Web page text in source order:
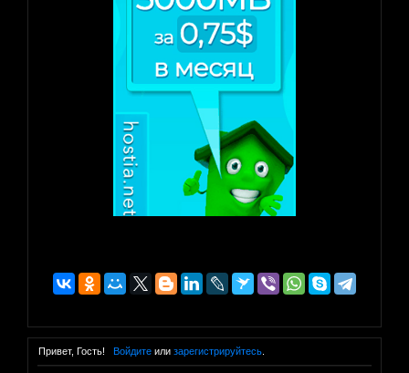
Привет, Гость! Войдитеили зарегистрируйтесь.